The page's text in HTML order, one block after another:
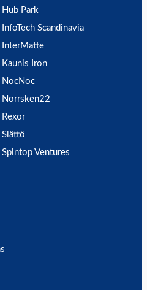
Hub Park
InfoTech Scandinavia
InterMatte
Kaunis Iron
NocNoc
Norrsken22
Rexor
Slättö
Spintop Ventures